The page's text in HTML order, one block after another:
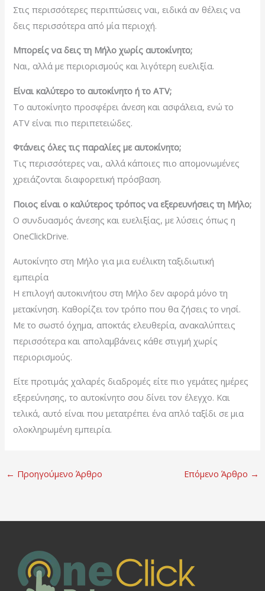
Στις περισσότερες περιπτώσεις ναι, ειδικά αν θέλεις να
δεις περισσότερα από μία περιοχή.
Μπορείς να δεις τη Μήλο χωρίς αυτοκίνητο;
Ναι, αλλά με περιορισμούς και λιγότερη ευελιξία.
Είναι καλύτερο το αυτοκίνητο ή το ATV;
Το αυτοκίνητο προσφέρει άνεση και ασφάλεια, ενώ το
ATV είναι πιο περιπετειώδες.
Φτάνεις όλες τις παραλίες με αυτοκίνητο;
Τις περισσότερες ναι, αλλά κάποιες πιο απομονωμένες
χρειάζονται διαφορετική πρόσβαση.
Ποιος είναι ο καλύτερος τρόπος να εξερευνήσεις τη Μήλο;
Ο συνδυασμός άνεσης και ευελιξίας, με λύσεις όπως η
OneClickDrive.
Αυτοκίνητο στη Μήλο για μια ευέλικτη ταξιδιωτική
εμπειρία
Η επιλογή αυτοκινήτου στη Μήλο δεν αφορά μόνο τη
μετακίνηση. Καθορίζει τον τρόπο που θα ζήσεις το νησί.
Με το σωστό όχημα, αποκτάς ελευθερία, ανακαλύπτεις
περισσότερα και απολαμβάνεις κάθε στιγμή χωρίς
περιορισμούς.
Είτε προτιμάς χαλαρές διαδρομές είτε πιο γεμάτες ημέρες
εξερεύνησης, το αυτοκίνητο σου δίνει τον έλεγχο. Και
τελικά, αυτό είναι που μετατρέπει ένα απλό ταξίδι σε μια
ολοκληρωμένη εμπειρία.
← Προηγούμενο Άρθρο Επόμενο Άρθρο →